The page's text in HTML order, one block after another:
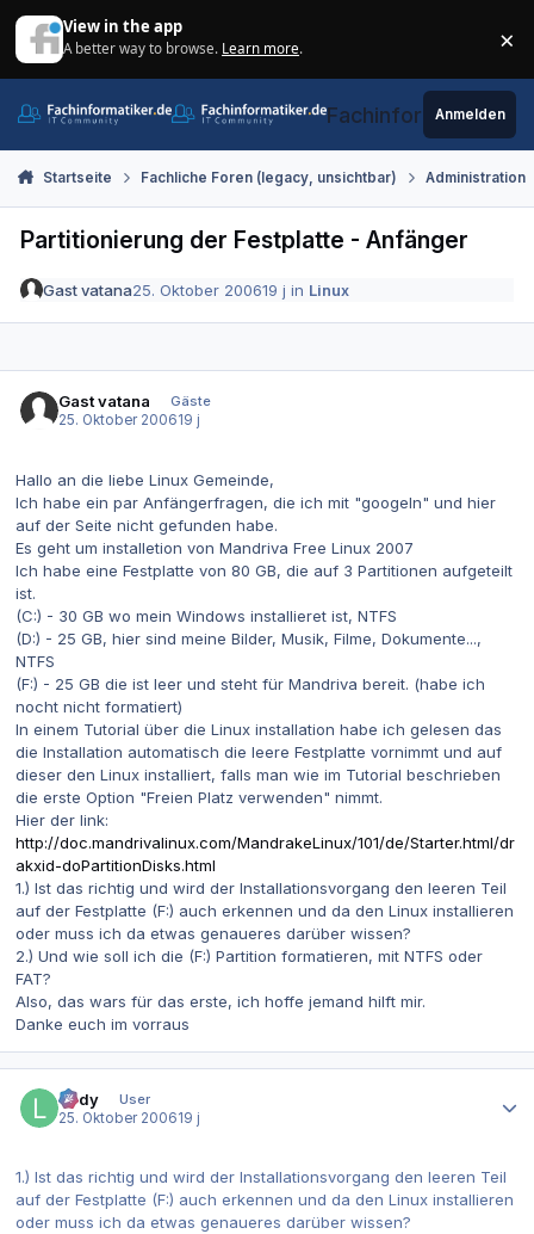
View in the app
A better way to browse. Learn more. ×
Fachinformatiker.de
Anmelden
Startseite Fachliche Foren (legacy, unsichtbar) Administration
Partitionierung der Festplatte - Anfänger
Gast vatana25. Oktober 200619 j in Linux
Gast vatana
Gäste
25. Oktober 200619 j
Hallo an die liebe Linux Gemeinde,
Ich habe ein par Anfängerfragen, die ich mit "googeln" und hier
auf der Seite nicht gefunden habe.
Es geht um installetion von Mandriva Free Linux 2007
Ich habe eine Festplatte von 80 GB, die auf 3 Partitionen aufgeteilt
ist.
(C:) - 30 GB wo mein Windows installieret ist, NTFS
(D:) - 25 GB, hier sind meine Bilder, Musik, Filme, Dokumente...,
NTFS
(F:) - 25 GB die ist leer und steht für Mandriva bereit. (habe ich
nocht nicht formatiert)
In einem Tutorial über die Linux installation habe ich gelesen das
die Installation automatisch die leere Festplatte vornimmt und auf
dieser den Linux installiert, falls man wie im Tutorial beschrieben
die erste Option "Freien Platz verwenden" nimmt.
Hier der link:
http://doc.mandrivalinux.com/MandrakeLinux/101/de/Starter.html/dr
akxid-doPartitionDisks.html
1.) Ist das richtig und wird der Installationsvorgang den leeren Teil
auf der Festplatte (F:) auch erkennen und da den Linux installieren
oder muss ich da etwas genaueres darüber wissen?
2.) Und wie soll ich die (F:) Partition formatieren, mit NTFS oder
FAT?
Also, das wars für das erste, ich hoffe jemand hilft mir.
Danke euch im vorraus
lordy
User
25. Oktober 200619 j
1.) Ist das richtig und wird der Installationsvorgang den leeren Teil
auf der Festplatte (F:) auch erkennen und da den Linux installieren
oder muss ich da etwas genaueres darüber wissen?